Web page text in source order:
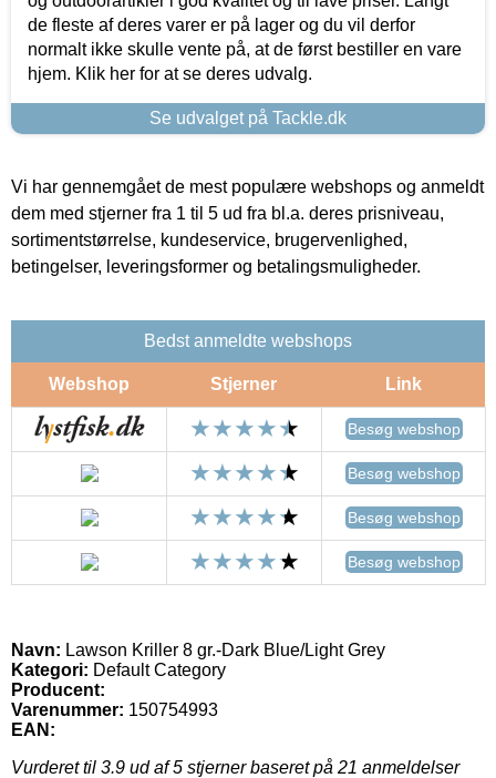
de fleste af deres varer er på lager og du vil derfor
normalt ikke skulle vente på, at de først bestiller en vare
hjem. Klik her for at se deres udvalg.
Se udvalget på Tackle.dk
Vi har gennemgået de mest populære webshops og anmeldt
dem med stjerner fra 1 til 5 ud fra bl.a. deres prisniveau,
sortimentstørrelse, kundeservice, brugervenlighed,
betingelser, leveringsformer og betalingsmuligheder.
Bedst anmeldte webshops
Webshop Stjerner Link
Besøg webshop
Besøg webshop
Besøg webshop
Besøg webshop
Navn: Lawson Kriller 8 gr.-Dark Blue/Light Grey
Kategori: Default Category
Producent:
Varenummer: 150754993
EAN:
Vurderet til 3.9 ud af 5 stjerner baseret på 21 anmeldelser